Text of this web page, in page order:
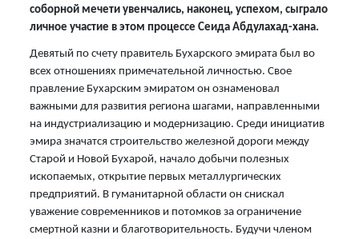
соборной мечети увенчались, наконец, успехом, сыграло
личное участие в этом процессе Сеида Абдулахад-хана.
Девятый по счету правитель Бухарского эмирата был во
всех отношениях примечательной личностью. Свое
правление Бухарским эмиратом он ознаменовал
важными для развития региона шагами, направленными
на индустриализацию и модернизацию. Среди инициатив
эмира значатся строительство железной дороги между
Старой и Новой Бухарой, начало добычи полезных
ископаемых, открытие первых металлургических
предприятий. В гуманитарной области он снискал
уважение современников и потомков за ограничение
смертной казни и благотворительность. Будучи членом